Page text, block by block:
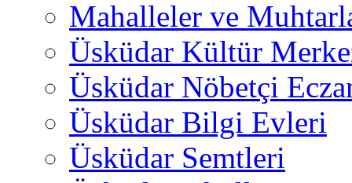
Mahalleler ve
Üsküdar Kültür
Üsküdar Nöbetçi
Üsküdar Bilgi Evleri
Üsküdar Semtleri